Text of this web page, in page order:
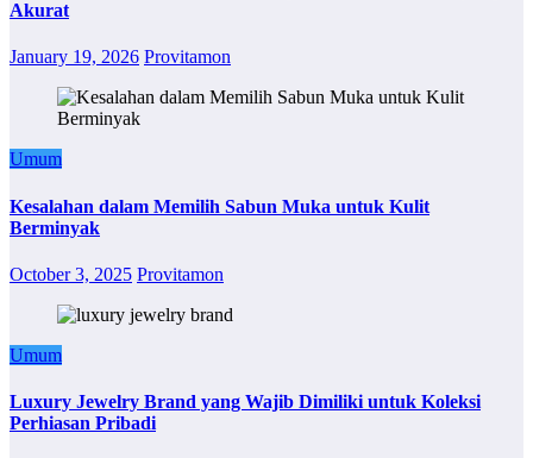
Akurat
January 19, 2026 Provitamon
Umum
Kesalahan dalam Memilih Sabun Muka untuk Kulit
Berminyak
October 3, 2025 Provitamon
Umum
Luxury Jewelry Brand yang Wajib Dimiliki untuk Koleksi
Perhiasan Pribadi